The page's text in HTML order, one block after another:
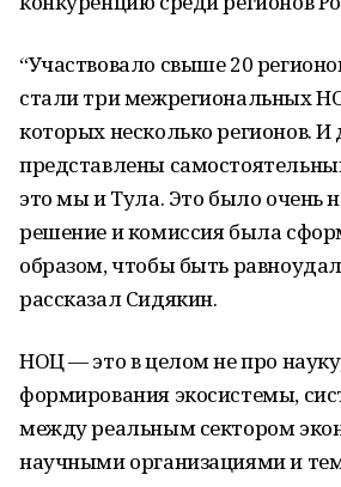
“Участвовало свыше 20
стали три межрегиональных
которых несколько регионов.
представлены
это мы и Тула. Это было очень
решение и комиссия была
образом, чтобы быть
рассказал Сидякин.
НОЦ — это в целом не про
формирования экосистемы,
между реальным сектором
научными организациями и